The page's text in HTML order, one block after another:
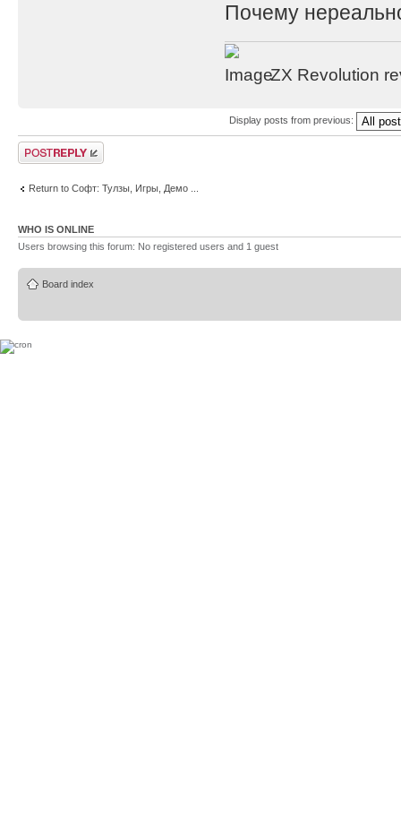
Почему
ZX Revolution
Display posts from previous:
Post a reply
Return to Софт: Тулзы, Игры, Демо ...
WHO IS ONLINE
Users browsing this forum: No registered users and 1 guest
Board index